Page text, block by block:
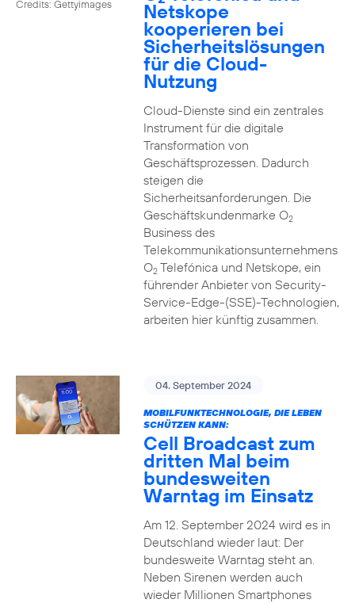
Credits: Gettyimages Netskope
kooperieren bei
Sicherheitslösungen
für die Cloud-
Nutzung
Cloud-Dienste sind ein zentrales
Instrument für die digitale
Transformation von
Geschäftsprozessen. Dadurch
steigen die
Sicherheitsanforderungen. Die
Geschäftskundenmarke O2
Business des
Telekommunikationsunternehmens
O2Telefónica und Netskope, ein
führender Anbieter von Security-
Service-Edge-(SSE)-Technologien,
arbeiten hier künftig zusammen.
04. September 2024
MOBILFUNKTECHNOLOGIE, DIE LEBEN
SCHÜTZEN KANN:
Cell Broadcast zum
dritten Mal beim
bundesweiten
Warntag im Einsatz
Am 12. September 2024 wird es in
Deutschland wieder laut: Der
bundesweite Warntag steht an.
Neben Sirenen werden auch
wieder Millionen Smartphones